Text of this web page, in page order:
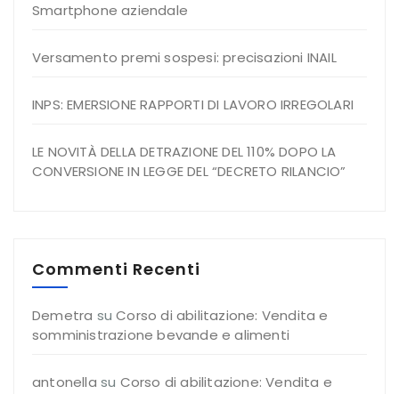
Smartphone aziendale
Versamento premi sospesi: precisazioni INAIL
INPS: EMERSIONE RAPPORTI DI LAVORO IRREGOLARI
LE NOVITÀ DELLA DETRAZIONE DEL 110% DOPO LA
CONVERSIONE IN LEGGE DEL “DECRETO RILANCIO”
Commenti Recenti
Demetra suCorso di abilitazione: Vendita e
somministrazione bevande e alimenti
antonella su Corso di abilitazione: Vendita e